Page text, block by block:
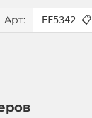
Арт: EF5342 📋